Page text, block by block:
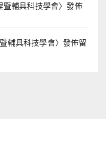
暨輔具科技學會〉發佈
輔具科技學會〉發佈留